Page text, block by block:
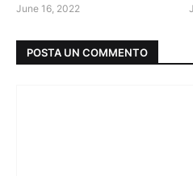
June 16, 2022
POSTA UN COMMENTO